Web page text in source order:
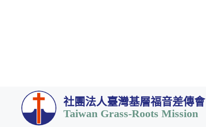
社團法人臺灣基層福音差傳會
Taiwan Grass-Roots Mission